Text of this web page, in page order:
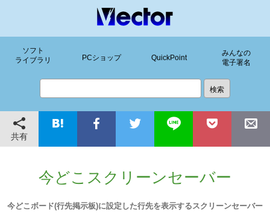
ソフト
ライブラリ
PCショップ QuickPoint
みんなの
電子署名
共有
今どこスクリーンセーバー
今どこボード(行先掲示板)に設定した行先を表示するスクリーンセーバー